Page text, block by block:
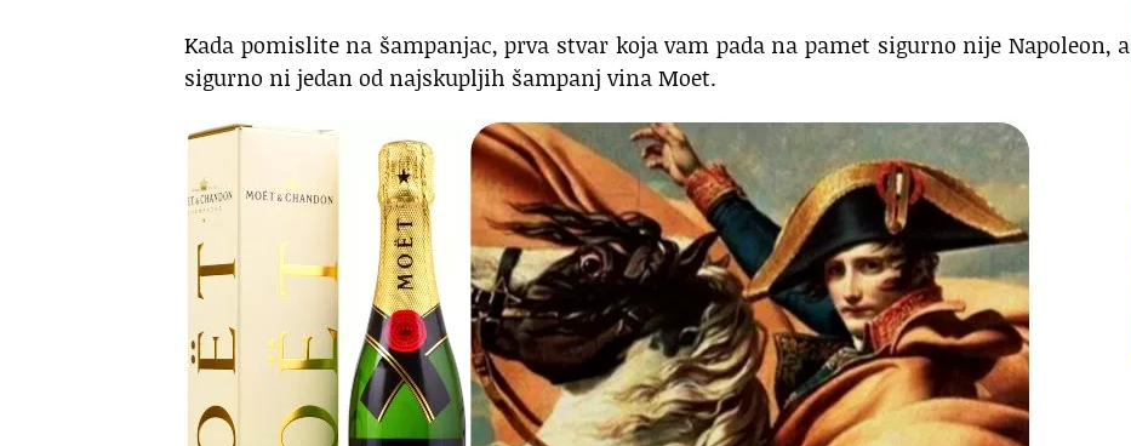
Kada pomislite na šampanjac, prva stvar koja vam pada na pamet sigurno nije Napoleon, a
sigurno ni jedan od najskupljih šampanj vina Moet.